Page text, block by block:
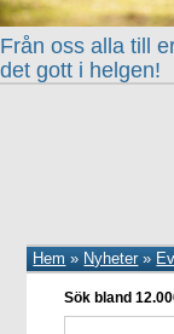
Från oss alla till
det gott i helgen!
Hem » Nyheter»
Sök bland